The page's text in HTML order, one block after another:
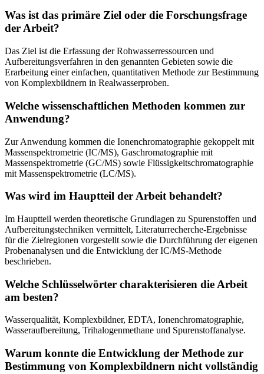
Was ist das primäre Ziel oder die Forschungsfrage
der Arbeit?
Das Ziel ist die Erfassung der Rohwasserressourcen und
Aufbereitungsverfahren in den genannten Gebieten sowie die
Erarbeitung einer einfachen, quantitativen Methode zur Bestimmung
von Komplexbildnern in Realwasserproben.
Welche wissenschaftlichen Methoden kommen zur
Anwendung?
Zur Anwendung kommen die Ionenchromatographie gekoppelt mit
Massenspektrometrie (IC/MS), Gaschromatographie mit
Massenspektrometrie (GC/MS) sowie Flüssigkeitschromatographie
mit Massenspektrometrie (LC/MS).
Was wird im Hauptteil der Arbeit behandelt?
Im Hauptteil werden theoretische Grundlagen zu Spurenstoffen und
Aufbereitungstechniken vermittelt, Literaturrecherche-Ergebnisse
für die Zielregionen vorgestellt sowie die Durchführung der eigenen
Probenanalysen und die Entwicklung der IC/MS-Methode
beschrieben.
Welche Schlüsselwörter charakterisieren die Arbeit
am besten?
Wasserqualität, Komplexbildner, EDTA, Ionenchromatographie,
Wasseraufbereitung, Trihalogenmethane und Spurenstoffanalyse.
Warum konnte die Entwicklung der Methode zur
Bestimmung von Komplexbildnern nicht vollständig